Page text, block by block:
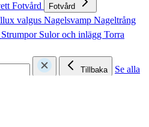
Fotvård Fotvård
valgus Nagelsvamp Nageltrång
Strumpor Sulor och inlägg Torra
Tillbaka
Se alla